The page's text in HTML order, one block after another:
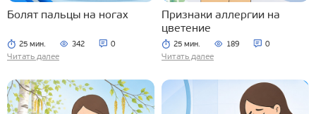
Болят пальцы на ногах
25 мин. 342 0
Читать далее
Признаки аллергии на
цветение
25 мин. 189 0
Читать далее